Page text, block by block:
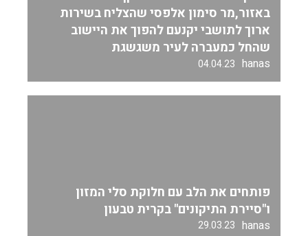
באזור,מר סימון אלפסי שהצליח בשירות
ארוך לתושבי יקנעם להפוך את היישוב
שהחל כמעברה לעיר משגשגת
hanas
04.04.23
פותחים את הלב עם חלוקת סלי המזון
ו"סיירת התיקונים" בקרית טבעון
hanas
29.03.23